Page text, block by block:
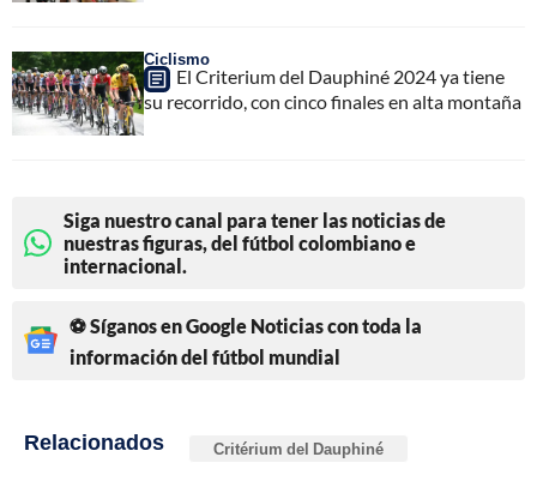
Ciclismo
El Criterium del Dauphiné 2024 ya tiene
su recorrido, con cinco finales en alta montaña
Siga nuestro canal para tener las noticias de
nuestras figuras, del fútbol colombiano e
internacional.
⚽ Síganos en Google Noticias con toda la
información del fútbol mundial
Relacionados Critérium del Dauphiné